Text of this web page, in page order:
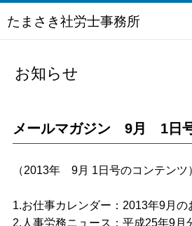
たまさき社労士事務所
お知らせ
メールマガジン 9月 1日号
（2013年 9月 1日号のコンテンツ
1.お仕事カレンダー：2013年9月の
2.人事労務ニュース：平成25年9月